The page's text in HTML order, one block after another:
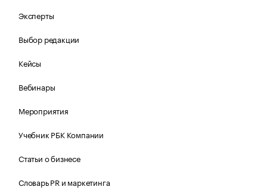
Эксперты
Выбор редакции
Кейсы
Вебинары
Мероприятия
Учебник РБК Компании
Статьи о бизнесе
Словарь PR и маркетинга